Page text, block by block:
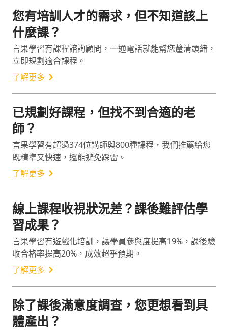
您有培訓人才的需求，但不知道該上
什麼課？
言果學習有課程諮詢顧問，一通電話就能幫您釐清頭緒，
立即規劃適合課程。
了解更多
已規劃好課程，但找不到合適的老
師？
言果學習有超過374位講師與800種課程，我們推薦給您
既精準又快速，還能避免踩雷。
了解更多
線上課程收視狀況差？課後難評估學
習成果？
言果學習有遊戲化培訓，讓學員參與度提高19%，課後驗
收合格率提高20%，成效超乎預期。
了解更多
除了課後滿意度調查，您更想看到具
體產出？